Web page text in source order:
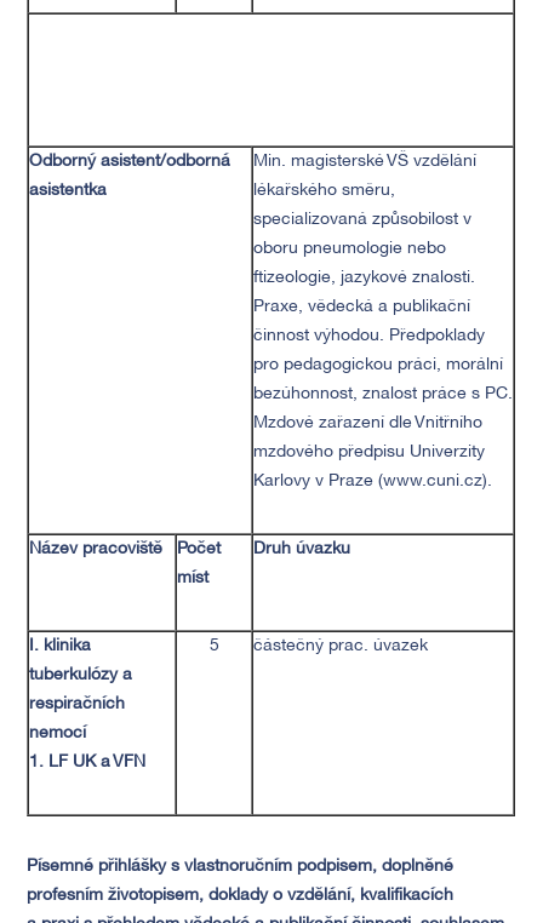
Odborný asistent/odborná
asistentka
Min. magisterské VŠ vzdělání
lékařského směru,
specializovaná způsobilost v
oboru pneumologie nebo
ftizeologie, jazykové znalosti.
Praxe, vědecká a publikační
činnost výhodou. Předpoklady
pro pedagogickou práci, morální
bezúhonnost, znalost práce s PC.
Mzdové zařazení dle Vnitřního
mzdového předpisu Univerzity
Karlovy v Praze (www.cuni.cz).
Název pracoviště
Počet
míst
Druh úvazku
I. klinika
tuberkulózy a
respiračních
nemocí
1. LF UK a VFN
5 částečný prac. úvazek
Písemné přihlášky s vlastnoručním podpisem, doplněné
profesním životopisem, doklady o vzdělání, kvalifikacích